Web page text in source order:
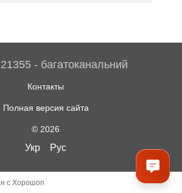
- багатоканальний
Контакты
Полная версия сайта
© 2026
Укр Рус
с Хорошоп